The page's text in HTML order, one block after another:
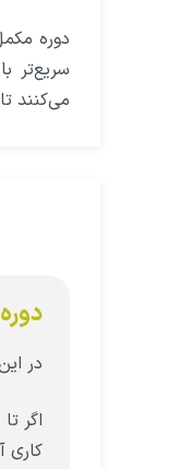
دوره
سریع‌تر
می‌کنند
در
اگر
کاری